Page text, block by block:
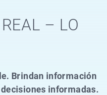
– LO
Brindan información
informadas.